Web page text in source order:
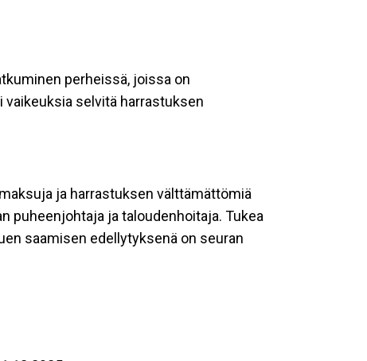
perheissä, joissa on
selvitä harrastuksen
ja harrastuksen välttämättömiä
puheenjohtaja ja taloudenhoitaja. Tukea
saamisen edellytyksenä on seuran